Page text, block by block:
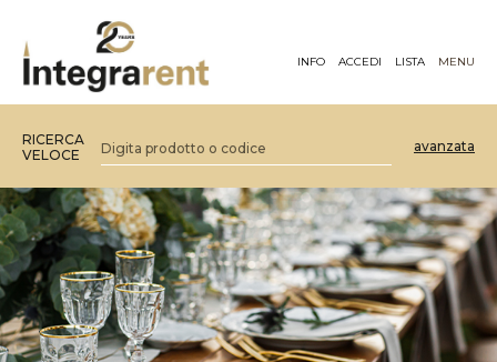
INFO ACCEDI LISTA MENU
RICERCA
VELOCE
avanzata